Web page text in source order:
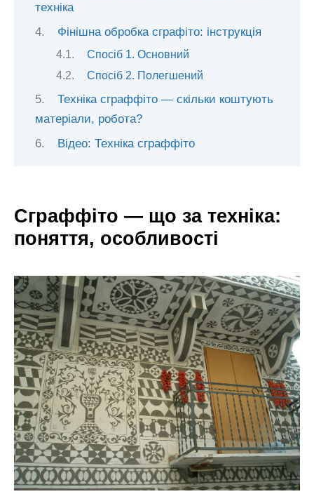
техніка
Фінішна обробка сграфіто: інструкція
Спосіб 1. Основний
Спосіб 2. Полегшений
Техніка сграффіто — скільки коштують
матеріали, робота?
Відео: Техніка сграффіто
Сграффіто — що за техніка:
поняття, особливості